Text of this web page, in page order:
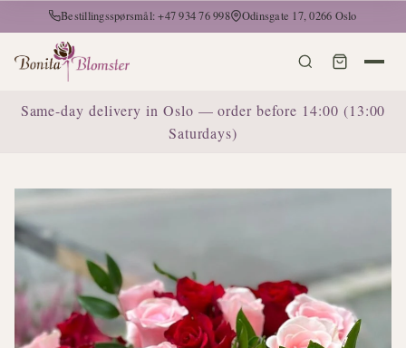
Bestillingsspørsmål: +47 934 76 998 Odinsgate 17, 0266 Oslo
Same-day delivery in Oslo — order before 14:00 (13:00
Saturdays)